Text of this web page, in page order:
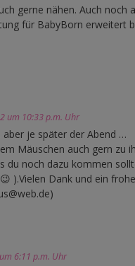
gerne nähen. Auch
für BabyBorn erweitert
um 10:33 p.m. Uhr
aber je später der Abend …
Mäuschen auch gern zu
du noch dazu kommen
).Vielen Dank und ein
6:11 p.m. Uhr